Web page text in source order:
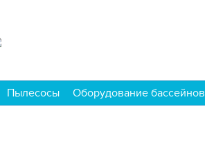
Пылесосы Оборудование бассейнов